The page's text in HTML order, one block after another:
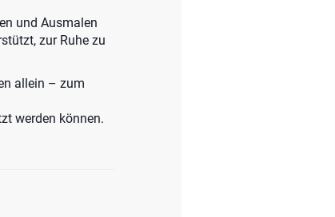
und Ausmalen
zur Ruhe zu
allein – zum
werden können.